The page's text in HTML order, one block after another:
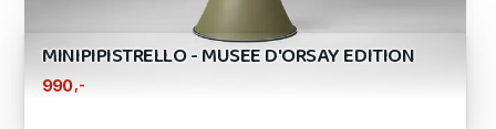
MINIPIPISTRELLO - MUSEE D'ORSAY EDITION
990 ,-